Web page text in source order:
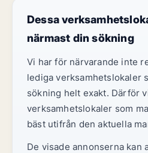
Dessa
närmast din sökning
Vi har för närvarande inte
lediga verksamhetslokaler
sökning helt exakt. Därför
verksamhetslokaler som
bäst utifrån den aktuella
De visade annonserna kan